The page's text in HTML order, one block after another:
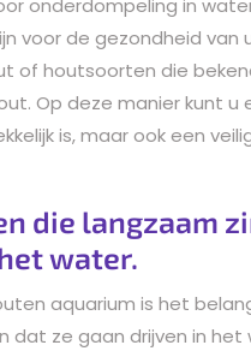
onderdompeling in
voor de gezondheid van
of houtsoorten die
Op deze manier kunt
is, maar ook een
die langzaam
water.
aquarium is het
dat ze gaan drijven in